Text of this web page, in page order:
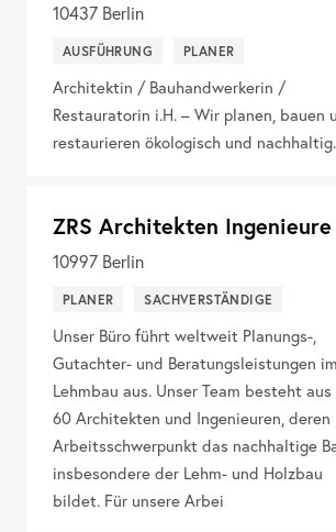
10437 Berlin
AUSFÜHRUNG PLANER
Architektin / Bauhandwerkerin /
Restauratorin i.H. – Wir planen, bauen
restaurieren ökologisch und nachhaltig.
ZRS Architekten Ingenieure
10997 Berlin
PLANER SACHVERSTÄNDIGE
Unser Büro führt weltweit Planungs-,
Gutachter- und Beratungsleistungen im
Lehmbau aus. Unser Team besteht aus
60 Architekten und Ingenieuren, deren
Arbeitsschwerpunkt das nachhaltige
insbesondere der Lehm- und Holzbau
bildet. Für unsere Arbei